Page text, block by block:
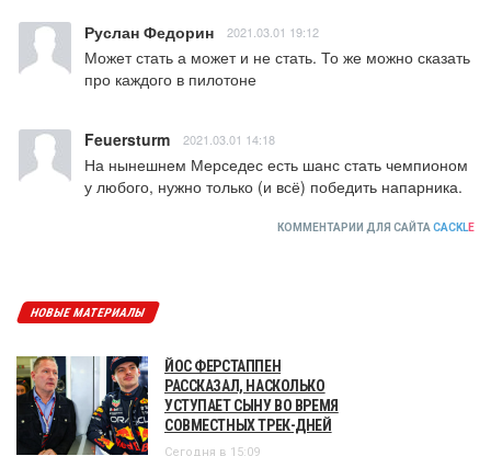
Руслан Федорин 2021.03.01 19:12
Может стать а может и не стать. То же можно сказать
про каждого в пилотоне
Feuersturm 2021.03.01 14:18
На нынешнем Мерседес есть шанс стать чемпионом
у любого, нужно только (и всё) победить напарника.
КОММЕНТАРИИ ДЛЯ САЙТА CACKLE
НОВЫЕ МАТЕРИАЛЫ
ЙОС ФЕРСТАППЕН
РАССКАЗАЛ, НАСКОЛЬКО
УСТУПАЕТ СЫНУ ВО ВРЕМЯ
СОВМЕСТНЫХ ТРЕК-ДНЕЙ
Сегодня в 15:09